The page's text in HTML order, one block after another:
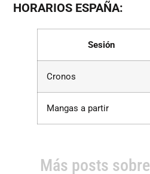
HORARIOS ESPAÑA:
Sesión
Cronos
Mangas a partir
Más posts sobre